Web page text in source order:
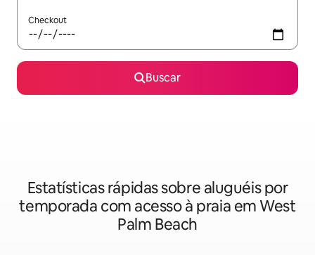
Checkout
Buscar
Estatísticas rápidas sobre aluguéis por
temporada com acesso à praia em West
Palm Beach